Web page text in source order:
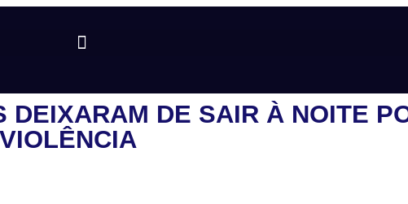
DEIXARAM DE SAIR À NOITE